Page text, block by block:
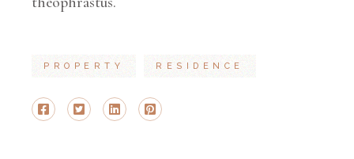
PROPERTY RESIDENCE